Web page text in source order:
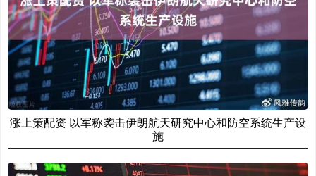
涨上策配资 以军称袭击伊朗航天研究中心和防空系统生产设
施